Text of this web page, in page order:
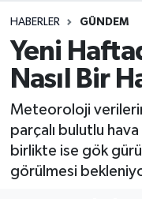
HABERLER GÜNDEM
Yeni
Nasıl Bir
Meteoroloji
parçalı bulutlu
birlikte ise gök
görülmesi